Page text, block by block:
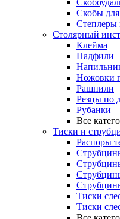
Скобы для
Степлеры
Столярный
Клейма
Надфили
Ножовки
Рашпили
Резцы по
Рубанки
Все
Тиски и
Распоры
Тиски
Тиски